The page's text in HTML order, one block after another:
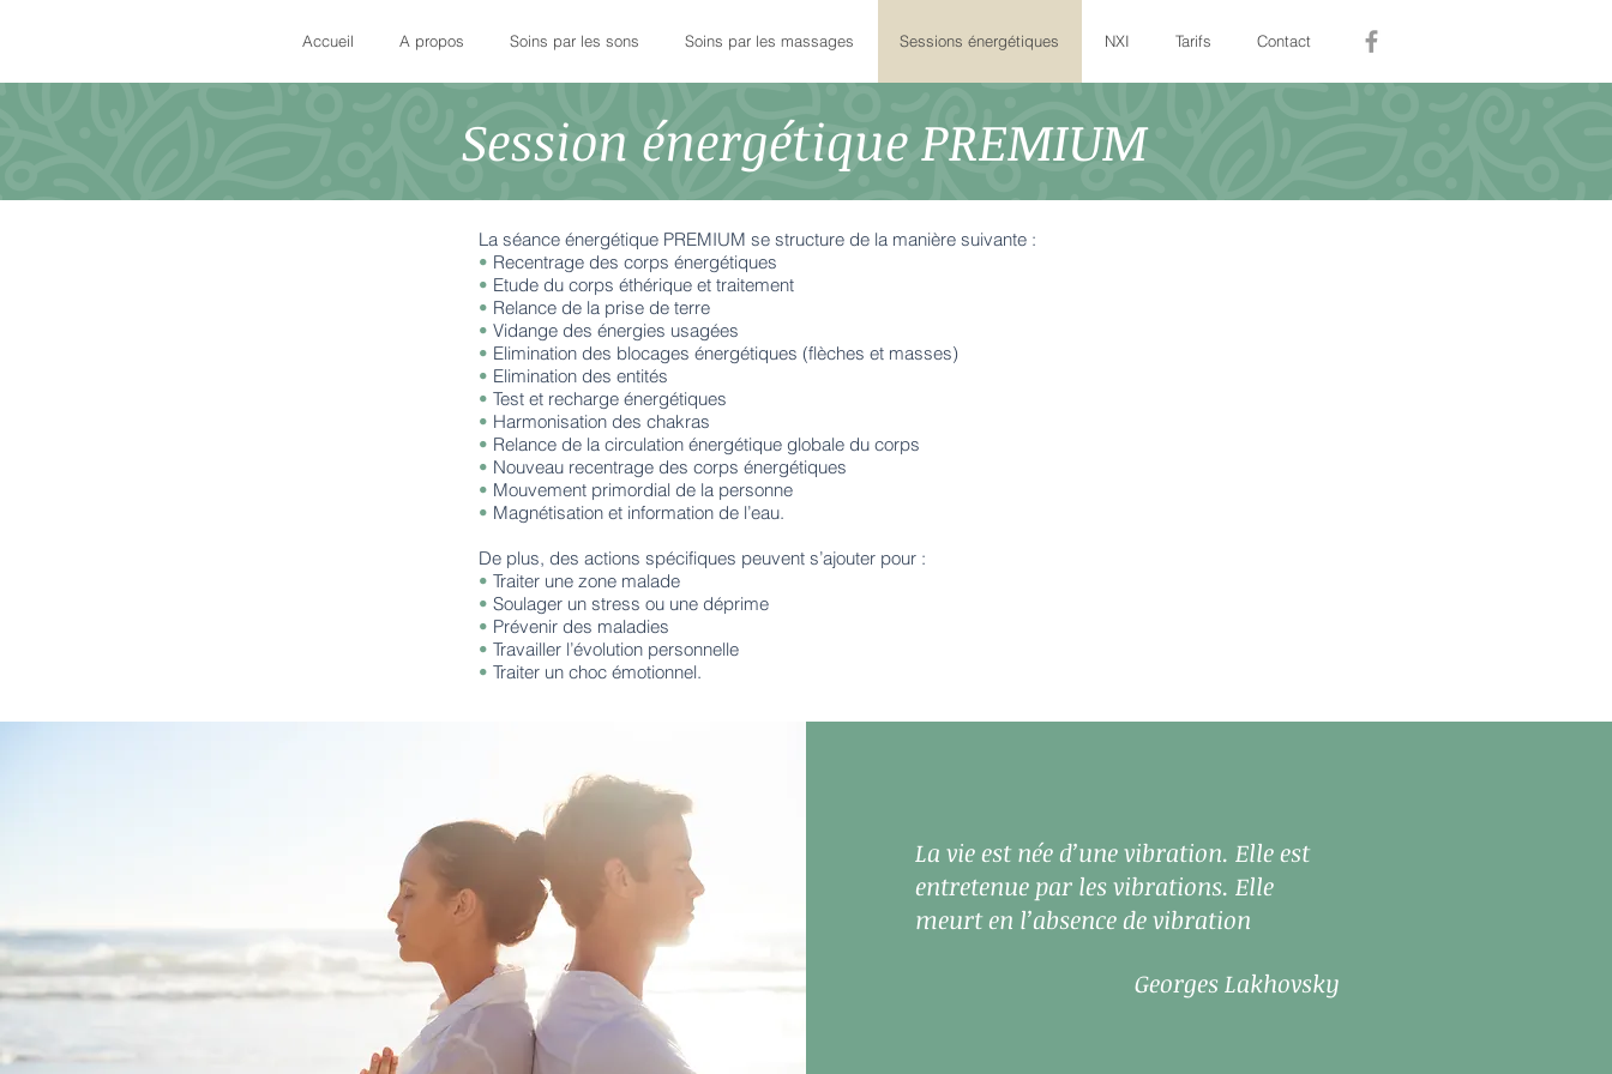
Accueil A propos Soins par les sons Soins par les massages Sessions énergétiques NXI Tarifs Contact
Session énergétique PREMIUM
La séance énergétique PREMIUM se structure de la manière suivante :
• Recentrage des corps énergétiques
• Etude du corps éthérique et traitement
• Relance de la prise de terre
• Vidange des énergies usagées
• Elimination des blocages énergétiques (flèches et masses)
• Elimination des entités
• Test et recharge énergétiques
• Harmonisation des chakras
• Relance de la circulation énergétique globale du corps
• Nouveau recentrage des corps énergétiques
• Mouvement primordial de la personne
• Magnétisation et information de l’eau.
De plus, des actions spécifiques peuvent s’ajouter pour :
• Traiter une zone malade
• Soulager un stress ou une déprime
• Prévenir des maladies
• Travailler l’évolution personnelle
• Traiter un choc émotionnel.
La vie est née d’une vibration. Elle est
entretenue par les vibrations. Elle
meurt en l’absence de vibration
Georges Lakhovsky